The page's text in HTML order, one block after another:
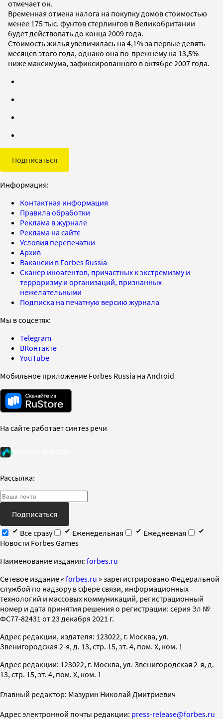
отмечает он.
Временная отмена налога на покупку домов стоимостью
менее 175 тыс. фунтов стерлингов в Великобритании
будет действовать до конца 2009 года.
Стоимость жилья увеличилась на 4,1% за первые девять
месяцев этого года, однако она по-прежнему на 13,5%
ниже максимума, зафиксированного в октябре 2007 года.
Подписаться
Информация:
Контактная информация
Правила обработки
Реклама в журнале
Реклама на сайте
Условия перепечатки
Архив
Вакансии в Forbes Russia
Сканер иноагентов, причастных к экстремизму и
терроризму и организаций, признанных
нежелательными
Подписка на печатную версию журнала
Мы в соцсетях:
Telegram
ВКонтакте
YouTube
Мобильное приложение Forbes Russia на Android
На сайте работает синтез речи
Рассылка:
Подписаться
Все сразу
Еженедельная
Ежедневная
Новости Forbes Games
Наименование издания: forbes.ru
Cетевое издание « forbes.ru » зарегистрировано Федеральной
службой по надзору в сфере связи, информационных
технологий и массовых коммуникаций, регистрационный
номер и дата принятия решения о регистрации: серия Эл №
ФС77-82431 от 23 декабря 2021 г.
Адрес редакции, издателя: 123022, г. Москва, ул.
Звенигородская 2-я, д. 13, стр. 15, эт. 4, пом. X, ком. 1
Адрес редакции: 123022, г. Москва, ул. Звенигородская 2-я, д.
13, стр. 15, эт. 4, пом. X, ком. 1
Главный редактор: Мазурин Николай Дмитриевич
Адрес электронной почты редакции: press-release@forbes.ru